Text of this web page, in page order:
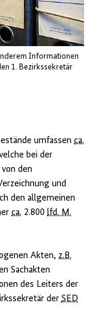
Informationen
1. Bezirkssekretär
umfassen ca.
bei der
den
und
den allgemeinen
ca. 2.800 lfd. M.
Akten, z.B.
Sachakten
des Leiters der
derSED